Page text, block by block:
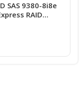
SAS 9380-8i8e
RAID